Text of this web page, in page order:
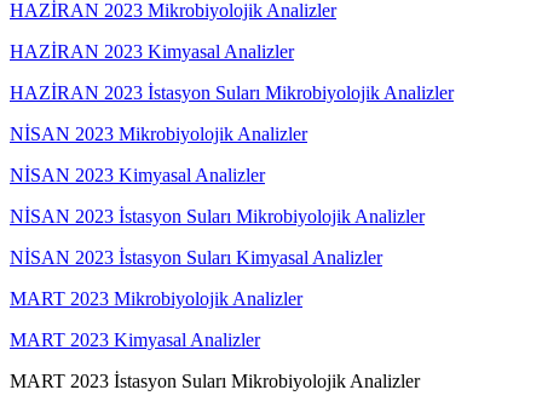
HAZİRAN 2023 Mikrobiyolojik Analizler
HAZİRAN 2023 Kimyasal Analizler
HAZİRAN 2023 İstasyon Suları Mikrobiyolojik Analizler
NİSAN 2023 Mikrobiyolojik Analizler
NİSAN 2023 Kimyasal Analizler
NİSAN 2023 İstasyon Suları Mikrobiyolojik Analizler
NİSAN 2023 İstasyon Suları Kimyasal Analizler
MART 2023 Mikrobiyolojik Analizler
MART 2023 Kimyasal Analizler
MART 2023 İstasyon Suları Mikrobiyolojik Analizler